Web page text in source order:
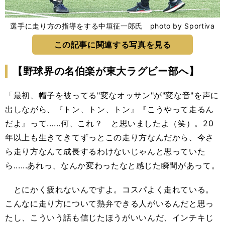
選手に走り方の指導をする中垣征一郎氏 photo by Sportiva
この記事に関連する写真を見る
【野球界の名伯楽が東大ラグビー部へ】
「最初、帽子を被ってる"変なオッサン"が"変な音"を声に
出しながら、『トン、トン、トン』『こうやって走るん
だよ』って......何、これ？ と思いましたよ（笑）。20
年以上も生きてきてずっとこの走り方なんだから、今さ
ら走り方なんて成長するわけないじゃんと思っていた
ら......あれっ、なんか変わったなと感じた瞬間があって。
とにかく疲れないんですよ。コスパよく走れている。
こんなに走り方について熱弁できる人がいるんだと思っ
たし、こういう話も信じたほうがいいんだ、インチキじ